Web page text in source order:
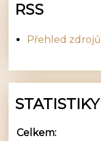
RSS
Přehled zdrojů
STATISTIKY
Celkem: